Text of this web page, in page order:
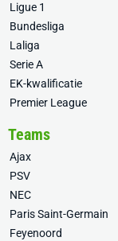
Ligue 1
Bundesliga
Laliga
Serie A
EK-kwalificatie
Premier League
Teams
Ajax
PSV
NEC
Paris Saint-Germain
Feyenoord